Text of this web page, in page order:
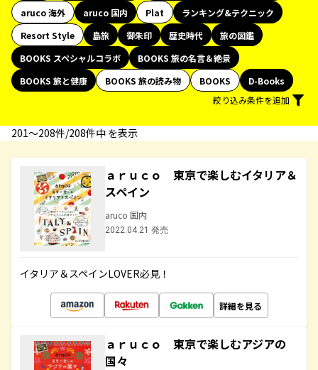
aruco 海外
aruco 国内 Plat
ランキング&テクニック
Resort Style
島旅 御朱印 歴史時代
旅の図鑑
BOOKS スペシャルコラボ
BOOKS 旅の名言＆絶景
BOOKS 旅と健康
BOOKS 旅の読み物 BOOKS
D-Books
絞り込み条件を追加
201〜208件/208件中 を表示
ａｒｕｃｏ 東京で楽しむイタリア＆
スペイン
aruco 国内
2022.04.21 発売
イタリア＆スペインLOVER必見！
詳細を見る
ａｒｕｃｏ 東京で楽しむアジアの
国々